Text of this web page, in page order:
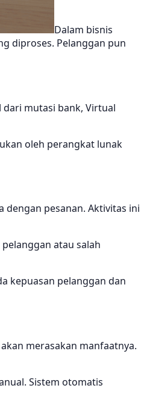
Dalam bisnis
diproses. Pelanggan pun
dari mutasi bank, Virtual
oleh perangkat lunak
pesanan. Aktivitas ini
atau salah
kepuasan pelanggan dan
merasakan manfaatnya.
Sistem otomatis